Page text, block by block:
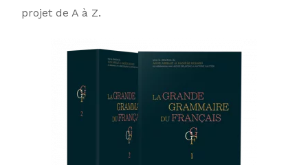
projet de A à Z.